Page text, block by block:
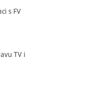
s FV
TV i